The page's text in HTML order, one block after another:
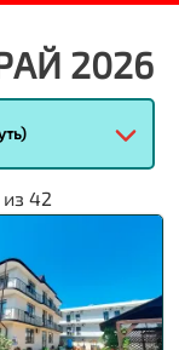
2026
из 42